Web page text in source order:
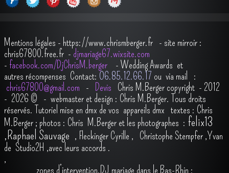
Mentions légales - https://www.chrismberger.fr - site mirroir :
chris67800.free.fr - djmariage67.wixsite.com
- facebook.com/DjChrisM.berger - Wedding Awards et
autres récompenses Contact: O6.85.12.66.17 ou via mail :
chris67800@gmail.com - Devis Chris M.Berger copyright - 2012
- 2026 © - webmaster et design : Chris M.Berger. Tous droits
réservés. Tutoriel mise en dmx de vos appareils dmx textes : Chris
M.Berger ; photos : Chris M.Berger et les photographes : felix13
,Raphael Sauvage , Fleckinger Cyrille , Christophe Stempfer ,Yvan
de Studio2H ,avec leurs accords .
,
zones d’intervention.DJ mariage dans le Bas-Rhin :